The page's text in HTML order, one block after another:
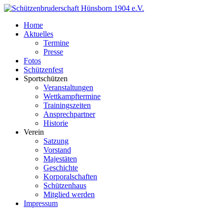
Home
Aktuelles
Termine
Presse
Fotos
Schützenfest
Sportschützen
Veranstaltungen
Wettkampftermine
Trainingszeiten
Ansprechpartner
Historie
Verein
Satzung
Vorstand
Majestäten
Geschichte
Korporalschaften
Schützenhaus
Mitglied werden
Impressum